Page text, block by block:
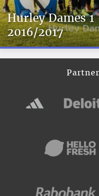
Hurley Dames
2016/2017